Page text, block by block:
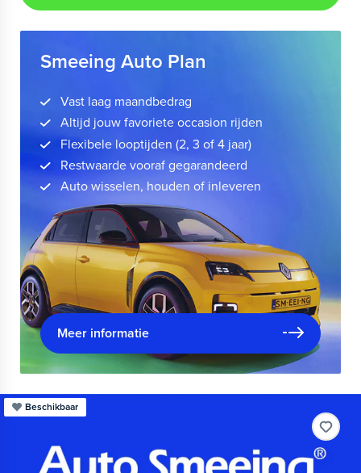
Smeeing Auto Plan
Vast laag maandbedrag
Altijd jouw favoriete occasion rijden
Flexibele looptijden (2, 3 of 4 jaar)
Restwaarde vooraf gegarandeerd
Auto wisselen, houden of inleveren
Meer informatie
Beschikbaar